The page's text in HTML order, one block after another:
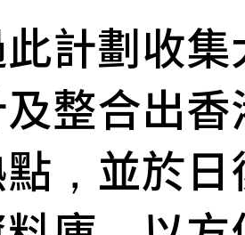
計劃收
整合出
，並於